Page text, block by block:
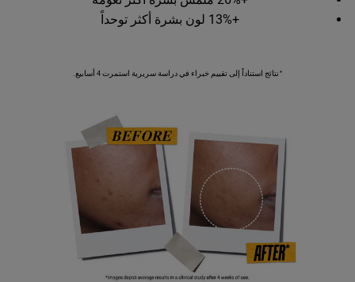
+13% لون بشرة أكثر توحداً
*نتائج استناداً إلى تقييم خبراء في دراسة سريرية استمرت 4 أسابيع.